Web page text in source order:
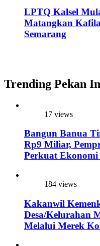
LPTQ Kalsel
Matangkan
Semarang
Trending Pekan
17 views
Bangun Banua
Rp9 Miliar,
Perkuat Ekonomi
184 views
Kakanwil
Desa/Kelurahan
Melalui Merek